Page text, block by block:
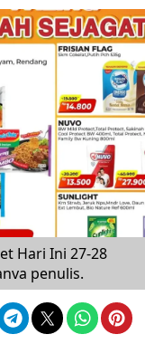
Hari Ini 27-28
penulis.